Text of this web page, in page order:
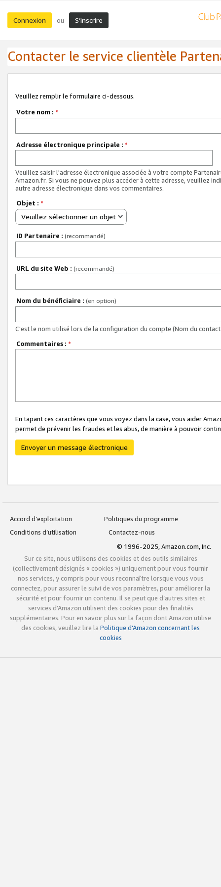
Connexion ou S’inscrire
Contacter le service clientèle
Veuillez remplir le formulaire ci-dessous.
Votre nom : *
Adresse électronique principale : *
Veuillez saisir l'adresse électronique associée à votre compte
Amazon.fr. Si vous ne pouvez plus accéder à cette adresse, veuillez
autre adresse électronique dans vos commentaires.
Objet : *
Veuillez sélectionner un objet
ID Partenaire : (recommandé)
URL du site Web : (recommandé)
Nom du bénéficiaire : (en option)
C'est le nom utilisé lors de la configuration du compte (Nom du
Commentaires : *
En tapant ces caractères que vous voyez dans la case, vous aider
permet de prévenir les fraudes et les abus, de manière à pouvoir
Envoyer un message électronique
Accord d’exploitation
Politiques du programme
Conditions d’utilisation
Contactez-nous
© 1996-2025, Amazon.com, Inc.
Sur ce site, nous utilisons des cookies et des outils similaires
(collectivement désignés « cookies ») uniquement pour vous fournir
nos services, y compris pour vous reconnaître lorsque vous vous
connectez, pour assurer le suivi de vos paramètres, pour améliorer la
sécurité et pour fournir un contenu. Il se peut que d’autres sites et
services d’Amazon utilisent des cookies pour des finalités
supplémentaires. Pour en savoir plus sur la façon dont Amazon utilise
des cookies, veuillez lire la Politique d’Amazon concernant les
cookies